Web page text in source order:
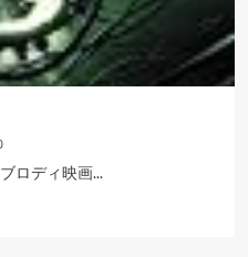
ロディ映画...